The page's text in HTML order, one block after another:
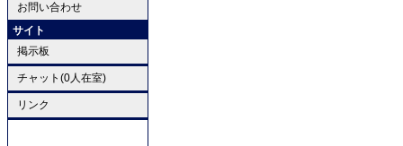
お問い合わせ
サイト
掲示板
チャット(0人在室)
リンク